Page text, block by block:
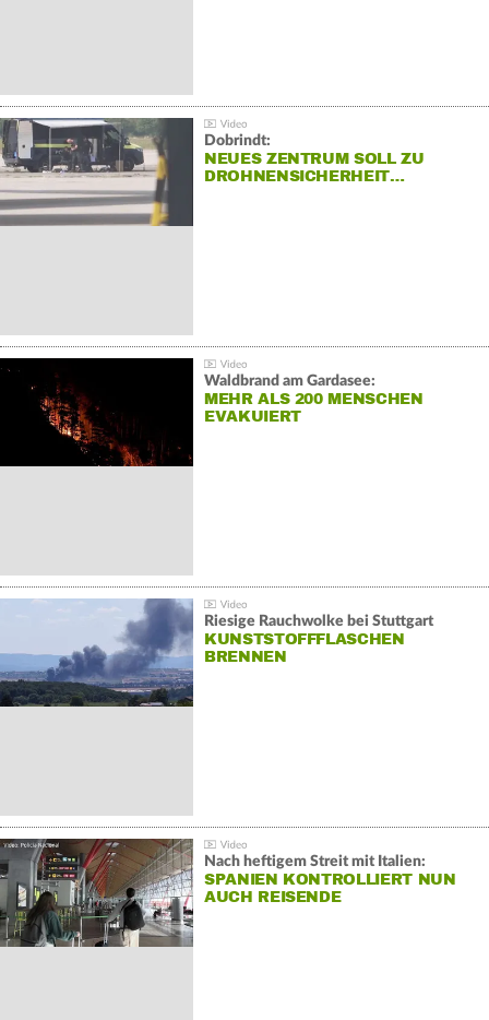
Dobrindt:
NEUES ZENTRUM SOLL ZU
DROHNENSICHERHEIT…
Waldbrand am Gardasee:
MEHR ALS 200 MENSCHEN
EVAKUIERT
Riesige Rauchwolke bei Stuttgart
KUNSTSTOFFFLASCHEN
BRENNEN
Nach heftigem Streit mit Italien:
SPANIEN KONTROLLIERT NUN
AUCH REISENDE